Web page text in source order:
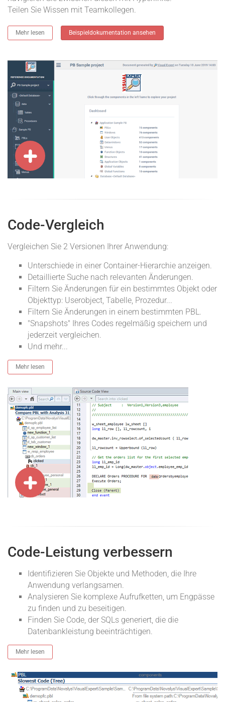
Teilen Sie Wissen mit Teamkollegen.
Mehr lesen Beispieldokumentation ansehen
Code-Vergleich
Vergleichen Sie 2 Versionen Ihrer Anwendung:
Unterschiede in einer Container-Hierarchie anzeigen.
Detaillierte Suche nach relevanten Änderungen.
Filtern Sie Änderungen für ein bestimmtes Objekt oder
Objekttyp: Userobject, Tabelle, Prozedur...
Filtern Sie Änderungen in einem bestimmten PBL.
"Snapshots" Ihres Codes regelmäßig speichern und
jederzeit vergleichen.
Und mehr...
Mehr lesen
Code-Leistung verbessern
Identifizieren Sie Objekte und Methoden, die Ihre
Anwendung verlangsamen.
Analysieren Sie komplexe Aufrufketten, um Engpässe
zu finden und zu beseitigen.
Finden Sie Code, der SQLs generiert, die die
Datenbankleistung beeinträchtigen.
Mehr lesen